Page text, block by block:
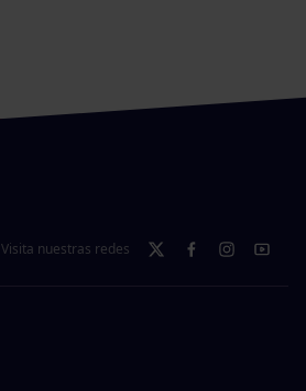
Visita nuestras redes